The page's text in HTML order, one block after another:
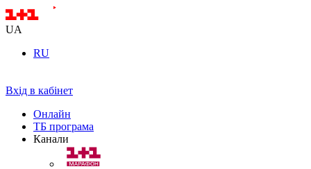
UA
RU
Вхід в кабінет
Онлайн
ТБ програма
Канали